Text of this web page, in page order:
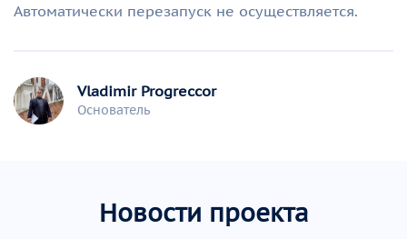
Автоматически перезапуск не осуществляется.
Vladimir Progreccor
Основатель
Новости проекта